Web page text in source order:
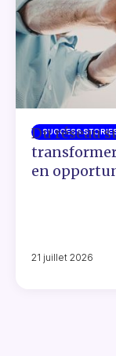
SUCCESS
Du réseau
transformer
en
21 juillet 2026